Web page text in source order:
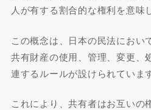
人が有する割合的な権利を意味
この概念は、日本の民法におい
共有財産の使用、管理、変更、
連するルールが設けられています
これにより、共有者はお互いの